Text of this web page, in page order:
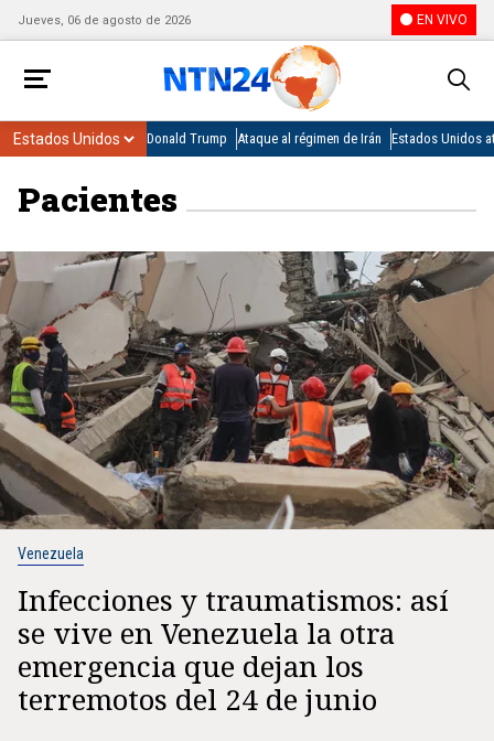
Jueves, 06 de agosto de 2026 EN VIVO
Donald Trump Ataque al régimen de Irán Estados Unidos
Pacientes
Venezuela
Infecciones y traumatismos: así
se vive en Venezuela la otra
emergencia que dejan los
terremotos del 24 de junio